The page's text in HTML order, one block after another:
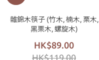
雜錦木筷子 (竹木, 楠木, 栗木,
黑栗木, 螺旋木)
HK$89.00
HK$119.00